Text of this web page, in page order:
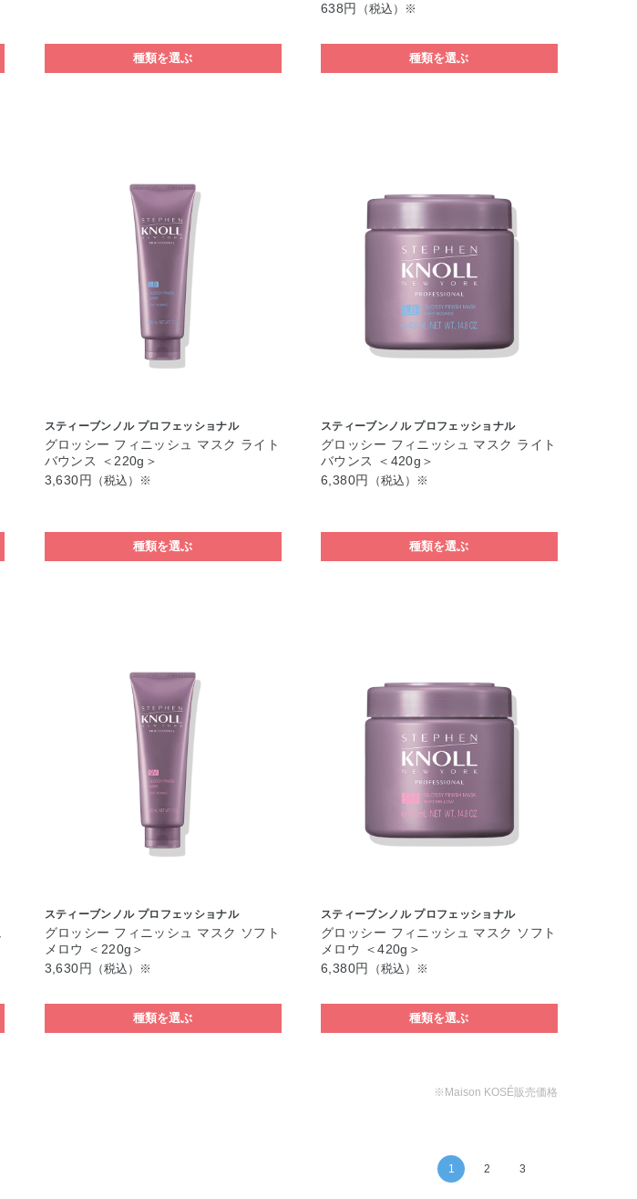
種類を選ぶ
638円 （税込）※
種類を選ぶ
スティーブンノル プロフェッショナル
グロッシー フィニッシュ マスク ライト
バウンス ＜220g＞
3,630円
（税込）※
種類を選ぶ
スティーブンノル プロフェッショナル
グロッシー フィニッシュ マスク ライト
バウンス ＜420g＞
6,380円
（税込）※
種類を選ぶ
スティーブンノル プロフェッショナル
グロッシー フィニッシュ マスク ソフト
メロウ ＜220g＞
3,630円
（税込）※
種類を選ぶ
スティーブンノル プロフェッショナル
グロッシー フィニッシュ マスク ソフト
メロウ ＜420g＞
6,380円
（税込）※
種類を選ぶ
※Maison KOSÉ販売価格
1 2 3